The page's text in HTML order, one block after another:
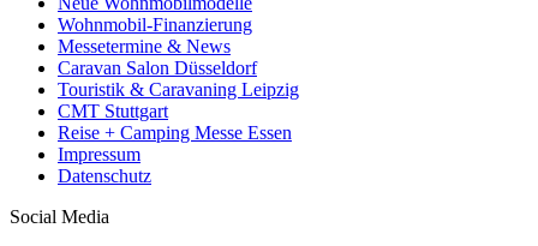
Wohnmobil-Finanzierung
Messetermine & News
Caravan Salon Düsseldorf
Touristik & Caravaning Leipzig
CMT Stuttgart
Reise + Camping Messe Essen
Impressum
Datenschutz
Social Media